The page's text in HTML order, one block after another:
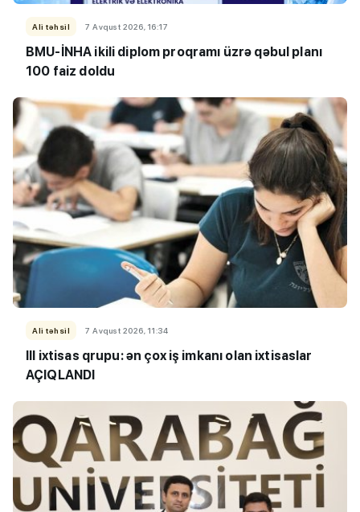
Ali təhsil 7 Avqust 2026, 16:17
BMU-İNHA ikili diplom proqramı üzrə qəbul planı
100 faiz doldu
Ali təhsil 7 Avqust 2026, 11:34
III ixtisas qrupu: ən çox iş imkanı olan ixtisaslar
AÇIQLANDI